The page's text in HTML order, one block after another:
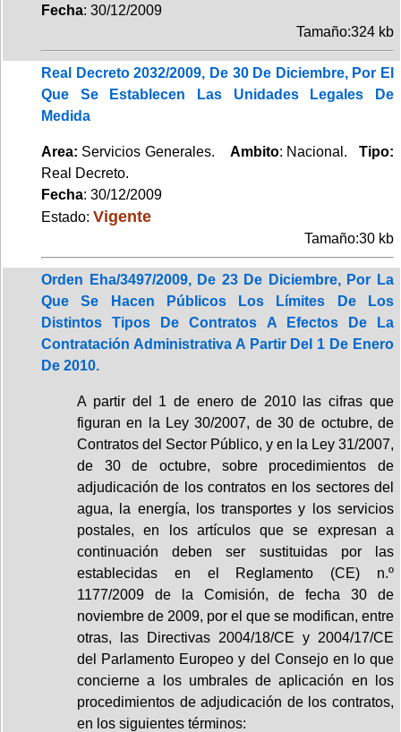
Fecha: 30/12/2009
Tamaño:324 kb
Real Decreto 2032/2009, De 30 De Diciembre, Por El
Que Se Establecen Las Unidades Legales De
Medida
Area: Servicios Generales. Ambito: Nacional.Tipo:
Real Decreto.
Fecha: 30/12/2009
Estado: Vigente
Tamaño:30 kb
Orden Eha/3497/2009, De 23 De Diciembre, Por La
Que Se Hacen Públicos Los Límites De Los
Distintos Tipos De Contratos A Efectos De La
Contratación Administrativa A Partir Del 1 De Enero
De 2010.
A partir del 1 de enero de 2010 las cifras que
figuran en la Ley 30/2007, de 30 de octubre, de
Contratos del Sector Público, y en la Ley 31/2007,
de 30 de octubre, sobre procedimientos de
adjudicación de los contratos en los sectores del
agua, la energía, los transportes y los servicios
postales, en los artículos que se expresan a
continuación deben ser sustituidas por las
establecidas en el Reglamento (CE) n.º
1177/2009 de la Comisión, de fecha 30 de
noviembre de 2009, por el que se modifican, entre
otras, las Directivas 2004/18/CE y 2004/17/CE
del Parlamento Europeo y del Consejo en lo que
concierne a los umbrales de aplicación en los
procedimientos de adjudicación de los contratos,
en los siguientes términos: